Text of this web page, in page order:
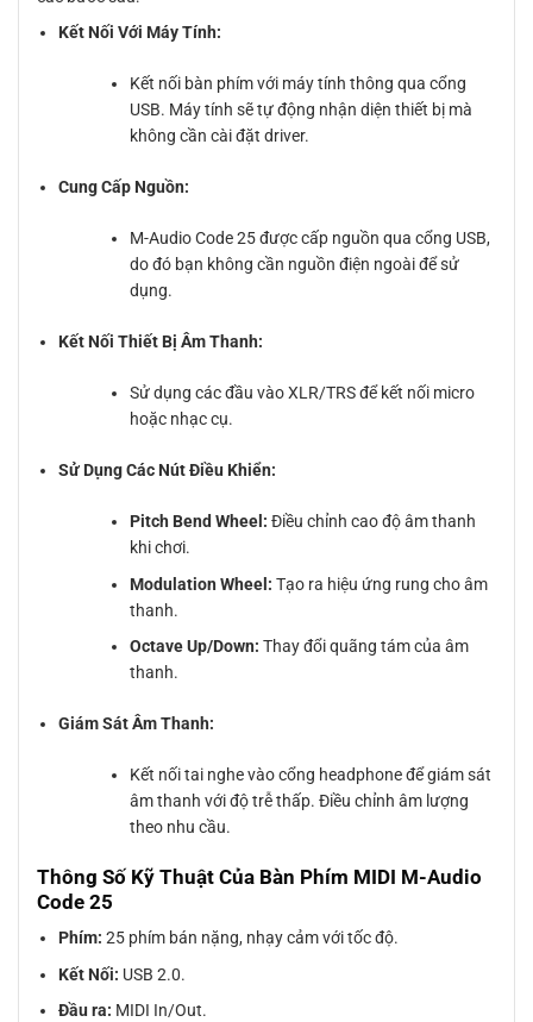
Kết Nối Với Máy Tính:
Kết nối bàn phím với máy tính thông qua cổng
USB. Máy tính sẽ tự động nhận diện thiết bị mà
không cần cài đặt driver.
Cung Cấp Nguồn:
M-Audio Code 25 được cấp nguồn qua cổng USB,
do đó bạn không cần nguồn điện ngoài để sử
dụng.
Kết Nối Thiết Bị Âm Thanh:
Sử dụng các đầu vào XLR/TRS để kết nối micro
hoặc nhạc cụ.
Sử Dụng Các Nút Điều Khiển:
Pitch Bend Wheel: Điều chỉnh cao độ âm thanh
khi chơi.
Modulation Wheel: Tạo ra hiệu ứng rung cho âm
thanh.
Octave Up/Down: Thay đổi quãng tám của âm
thanh.
Giám Sát Âm Thanh:
Kết nối tai nghe vào cổng headphone để giám sát
âm thanh với độ trễ thấp. Điều chỉnh âm lượng
theo nhu cầu.
Thông Số Kỹ Thuật Của Bàn Phím MIDI M-Audio
Code 25
Phím: 25 phím bán nặng, nhạy cảm với tốc độ.
Kết Nối: USB 2.0.
Đầu ra: MIDI In/Out.